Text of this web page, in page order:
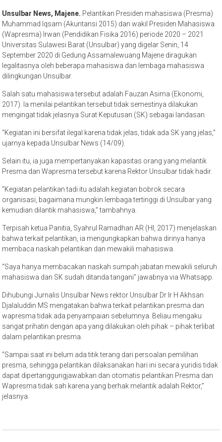
Unsulbar News, Majene. Pelantikan Presiden mahasiswa (Presma)
Muhammad Iqsam (Akuntansi 2015) dan wakil Presiden Mahasiswa
(Wapresma) Irwan (Pendidikan Fisika 2016) periode 2020 – 2021
Universitas Sulawesi Barat (Unsulbar) yang digelar Senin, 14
September 2020 di Gedung Assamalewuang Majene diragukan
legalitasnya oleh beberapa mahasiswa dan lembaga mahasiswa
dilingkungan Unsulbar.
Salah satu mahasiswa tersebut adalah Fauzan Asima (Ekonomi,
2017). Ia menilai pelantikan tersebut tidak semestinya dilakukan
mengingat tidak jelasnya Surat Keputusan (SK) sebagai landasan.
“Kegiatan ini bersifat ilegal karena tidak jelas, tidak ada SK yang jelas,”
ujarnya kepada Unsulbar News (14/09).
Selain itu, ia juga mempertanyakan kapasitas orang yang melantik
Presma dan Wapresma tersebut karena Rektor Unsulbar tidak hadir.
“Kegiatan pelantikan tadi itu adalah kegiatan bobrok secara
organisasi, bagaimana mungkin lembaga tertinggi di Unsulbar yang
kemudian dilantik mahasiswa,” tambahnya.
Terpisah ketua Panitia, Syahrul Ramadhan AR (HI, 2017) menjelaskan
bahwa terkait pelantikan, ia mengungkapkan bahwa dirinya hanya
membaca naskah pelantikan dan mewakili mahasiswa.
“Saya hanya membacakan naskah sumpah jabatan mewakili seluruh
mahasiswa dan SK sudah ditanda tangani” jawabnya via Whatsapp.
Dihubungi Jurnalis Unsulbar News rektor Unsulbar Dr Ir H Akhsan
Djalaluddin MS mengatakan bahwa terkait pelantikan presma dan
wapresma tidak ada penyampaian sebelumnya. Beliau mengaku
sangat prihatin dengan apa yang dilakukan oleh pihak – pihak terlibat
dalam pelantikan presma.
“Sampai saat ini belum ada titik terang dari persoalan pemilihan
presma, sehingga pelantikan dilaksanakan hari ini secara yuridis tidak
dapat dipertanggungjawabkan dan otomatis pelantikan Presma dan
Wapresma tidak sah karena yang berhak melantik adalah Rektor,”
jelasnya.